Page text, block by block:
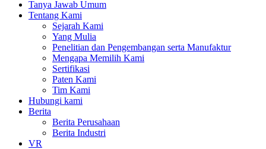
Tanya Jawab Umum
Tentang Kami
Sejarah Kami
Yang Mulia
Penelitian dan Pengembangan serta Manufaktur
Mengapa Memilih Kami
Sertifikasi
Paten Kami
Tim Kami
Hubungi kami
Berita
Berita Perusahaan
Berita Industri
VR